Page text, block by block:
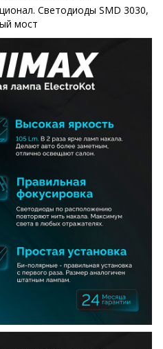
Светодиоды SMD 3030,
мост